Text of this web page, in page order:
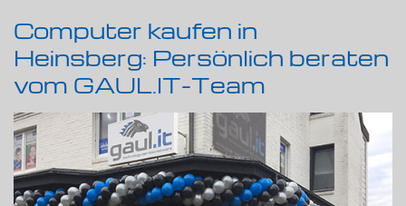
Computer kaufen in
Heinsberg: Persönlich beraten
vom GAUL.IT-Team